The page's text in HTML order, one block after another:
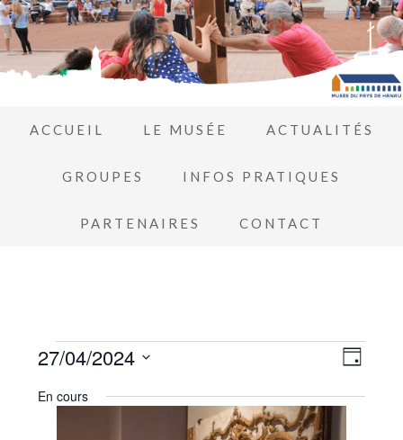
ACCUEIL LE MUSÉE ACTUALITÉS
GROUPES INFOS PRATIQUES
PARTENAIRES CONTACT
parvues
JOUR
27/04/2024
une
En cours